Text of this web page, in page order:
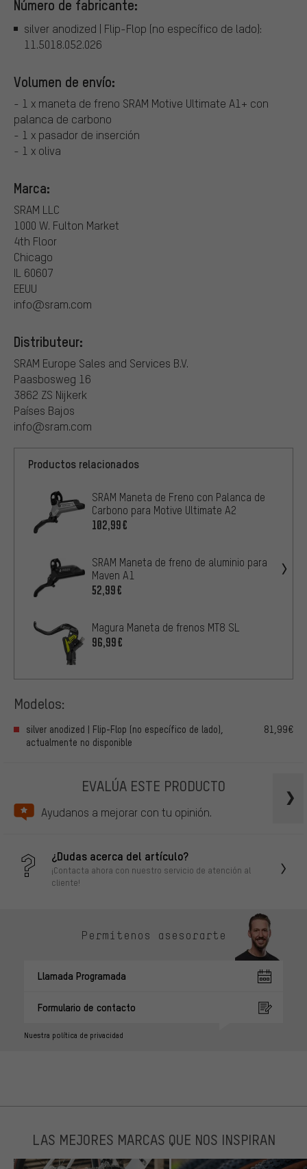
Número de fabricante:
silver anodized | Flip-Flop (no específico de lado):
11.5018.052.026
Volumen de envío:
- 1 x maneta de freno SRAM Motive Ultimate A1+ con
palanca de carbono
- 1 x pasador de inserción
- 1 x oliva
Marca:
SRAM LLC
1000 W. Fulton Market
4th Floor
Chicago
IL 60607
EEUU
info@sram.com
Distributeur:
SRAM Europe Sales and Services B.V.
Paasbosweg 16
3862 ZS Nijkerk
Países Bajos
info@sram.com
Productos relacionados
SRAM Maneta de Freno con Palanca de
Carbono para Motive Ultimate A2
102,99€
SRAM Maneta de freno de aluminio para
Maven A1
52,99€
Magura Maneta de frenos MT8 SL
96,99€
Modelos:
silver anodized | Flip-Flop (no específico de lado),
actualmente no disponible
81,99€
EVALÚA ESTE PRODUCTO
Ayudanos a mejorar con tu opinión.
¿Dudas acerca del artículo?
¡Contacta ahora con nuestro servicio de atención al
cliente!
Permítenos asesorarte
Llamada Programada
Formulario de contacto
Nuestra política de privacidad
LAS MEJORES MARCAS QUE NOS INSPIRAN